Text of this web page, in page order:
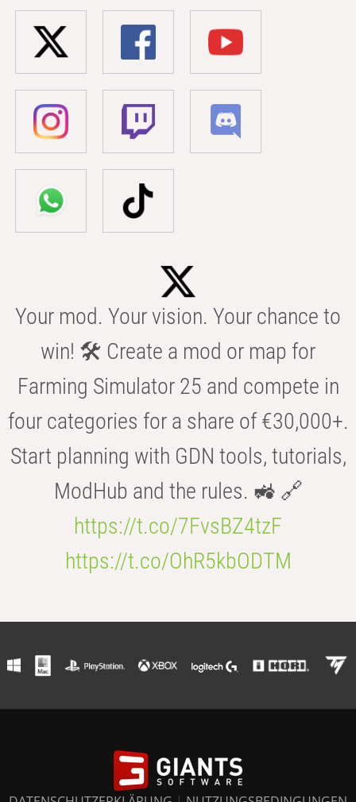
Your mod. Your vision. Your chance to
win! 🛠️ Create a mod or map for
Farming Simulator 25 and compete in
four categories for a share of €30,000+.
Start planning with GDN tools, tutorials,
ModHub and the rules. 🚜 🔗
https://t.co/7FvsBZ4tzF
https://t.co/OhR5kbODTM